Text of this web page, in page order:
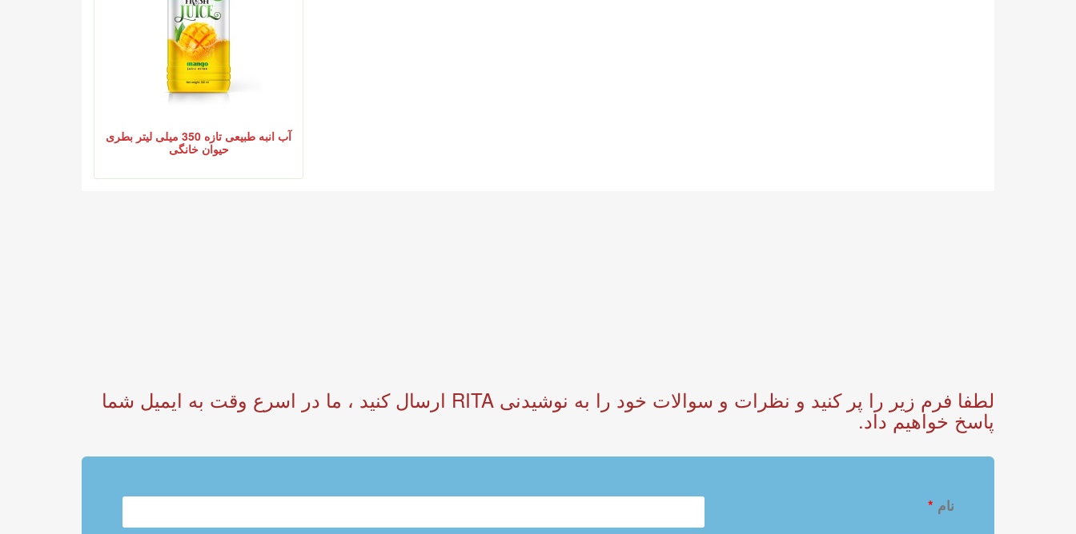
آب انبه طبیعی تازه 350 میلی لیتر بطری
حیوان خانگی
لطفا فرم زیر را پر کنید و نظرات و سوالات خود را به نوشیدنی RITA ارسال کنید ، ما در اسرع وقت به ایمیل شما
پاسخ خواهیم داد.
نام *